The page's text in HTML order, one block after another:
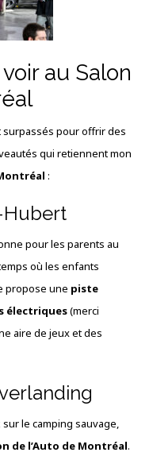
au Salon
surpassés pour offrir des
qui retiennent mon
:
Hubert
pour les parents au
où les enfants
propose une piste
électriques(merci
aire de jeux et des
sur le camping sauvage,
de l’Auto de Montréal.